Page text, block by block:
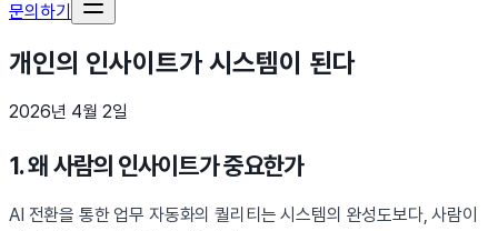
문의하기
개인의 인사이트가 시스템이 된다
2026년 4월 2일
1. 왜 사람의 인사이트가 중요한가
AI 전환을 통한 업무 자동화의 퀄리티는 시스템의 완성도보다, 사람이